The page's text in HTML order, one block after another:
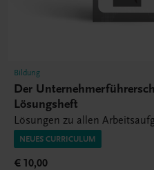
Bildung
Der
Lösungsheft
Lösungen zu allen
NEUES CURRICULUM
€ 10,00